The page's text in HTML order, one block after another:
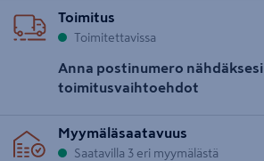
Toimitus
Toimitettavissa
Anna postinumero nähdäksesi
toimitusvaihtoehdot
Myymäläsaatavuus
Saatavilla 3 eri myymälästä